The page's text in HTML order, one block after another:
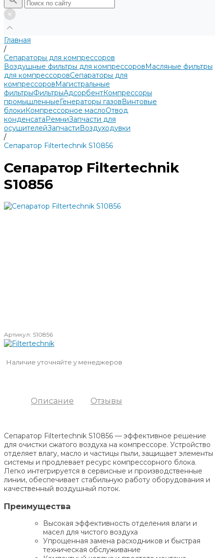
Главная
/
Сепараторы для компрессоров
Воздушные фильтры для компрессоровМасляные фильтры
для компрессоровСепараторы для
компрессоровМагистральные
фильтрыФильтрыАдсорбентКомпрессоры
промышленныеГенераторы газовВинтовые
блокиКомпрессорное маслоОтвод
конденсатаРемниЗапчасти для
осушителейЗапчастиВоздуходувки
/
Сепаратор Filtertechnik S10856
Сепаратор Filtertechnik
S10856
Артикул: S10856
Наличие уточняйте у менеджеров
Описание Отзывы
Сепаратор Filtertechnik S10856 — эффективное решение
для очистки сжатого воздуха на компрессоре. Устройство
отделяет влагу, масло и частицы пыли, защищает элементы
системы и продлевает ресурс компрессорного блока.
Легко интегрируется в сервисные и производственные
линии, обеспечивает стабильную работу оборудования и
качественный воздушный поток.
Преимущества
Высокая эффективность отделения влаги и
масел для чистого воздуха
Упрощенная замена расходников и быстрая
техническая обслуживание